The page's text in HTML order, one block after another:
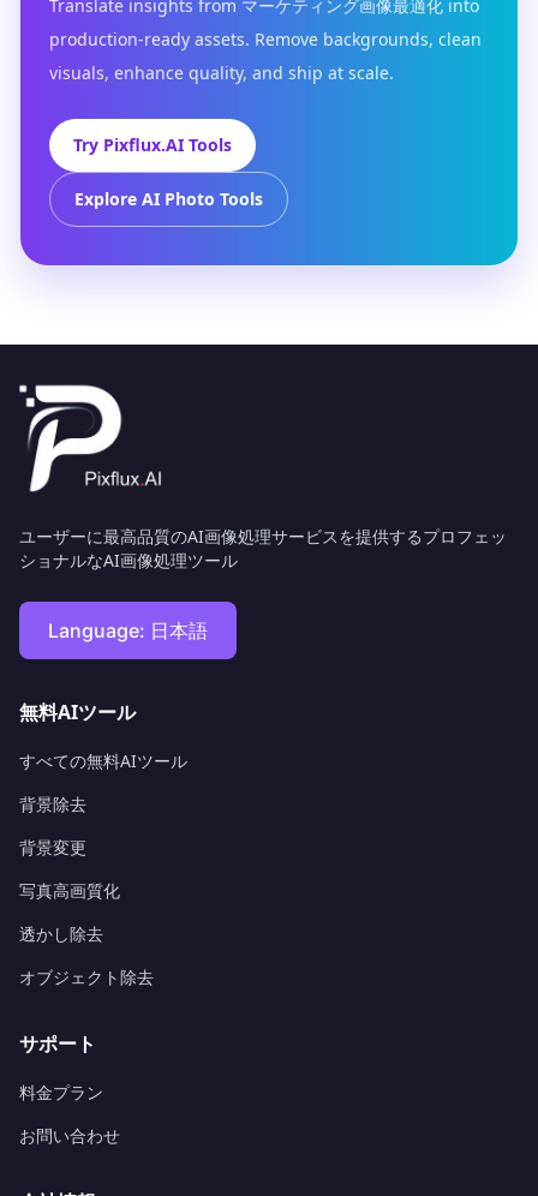
Translate insights from マーケティング画像最適化 into
production-ready assets. Remove backgrounds, clean
visuals, enhance quality, and ship at scale.
Try Pixflux.AI Tools
Explore AI Photo Tools
ユーザーに最高品質のAI画像処理サービスを提供するプロフェッ
ショナルなAI画像処理ツール
Language: 日本語
無料AIツール
すべての無料AIツール
背景除去
背景変更
写真高画質化
透かし除去
オブジェクト除去
サポート
料金プラン
お問い合わせ